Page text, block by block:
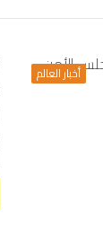
أخبار العالم